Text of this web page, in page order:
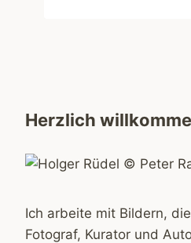
Herzlich
Ich arbeite mit Bildern,
Fotograf, Kurator und